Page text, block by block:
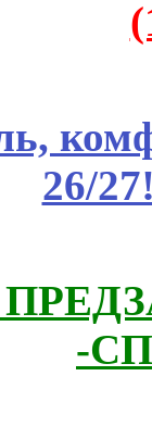
26/
-